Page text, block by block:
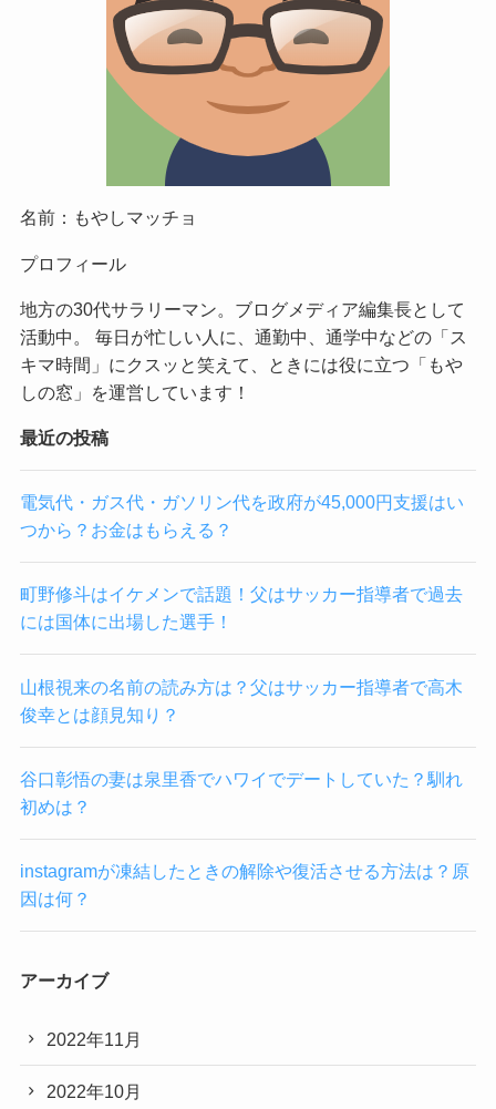
名前：もやしマッチョ
プロフィール
地方の30代サラリーマン。ブログメディア編集長として
活動中。 毎日が忙しい人に、通勤中、通学中などの「ス
キマ時間」にクスッと笑えて、ときには役に立つ「もや
しの窓」を運営しています！
最近の投稿
電気代・ガス代・ガソリン代を政府が45,000円支援はい
つから？お金はもらえる？
町野修斗はイケメンで話題！父はサッカー指導者で過去
には国体に出場した選手！
山根視来の名前の読み方は？父はサッカー指導者で高木
俊幸とは顔見知り？
谷口彰悟の妻は泉里香でハワイでデートしていた？馴れ
初めは？
instagramが凍結したときの解除や復活させる方法は？原
因は何？
アーカイブ
2022年11月
2022年10月